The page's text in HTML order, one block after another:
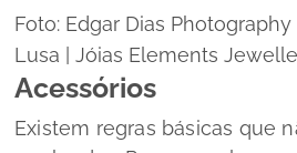
Foto: Edgar Dias Photography
Lusa | Jóias Elements
Acessórios
Existem regras básicas que